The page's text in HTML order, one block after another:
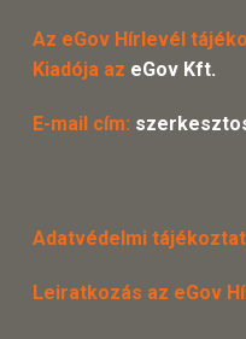
Az eGov Hírlevél
Kiadója az eGov Kft.
E-mail cím:
Adatvédelmi
Leiratkozás az eGov